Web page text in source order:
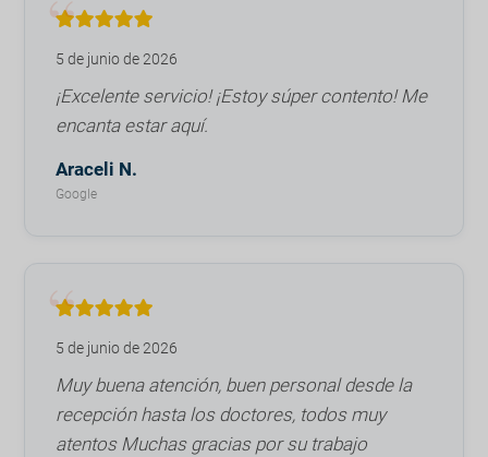
5 de junio de 2026
¡Excelente servicio! ¡Estoy súper contento! Me
encanta estar aquí.
Araceli N.
Google
5 de junio de 2026
Muy buena atención, buen personal desde la
recepción hasta los doctores, todos muy
atentos Muchas gracias por su trabajo